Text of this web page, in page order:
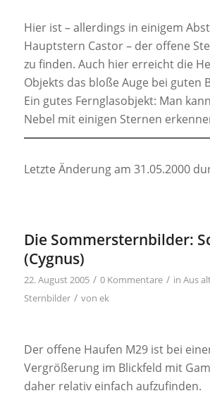
Hier ist – allerdings in einigem
Hauptstern Castor – der offene
zu finden. Auch hier erreicht die
Objekts das bloße Auge bei guten
Ein gutes Fernglasobjekt: Man
Nebel mit einigen Sternen
Letzte Änderung am 31.05.2000
Die Sommersternbilder:
(Cygnus)
22. August 2005 / 0 Kommentare / in Aus
Sternbilder / von ek
Der offene Haufen M29 ist bei
Vergrößerung im Blickfeld mit
daher relativ einfach aufzufinden.